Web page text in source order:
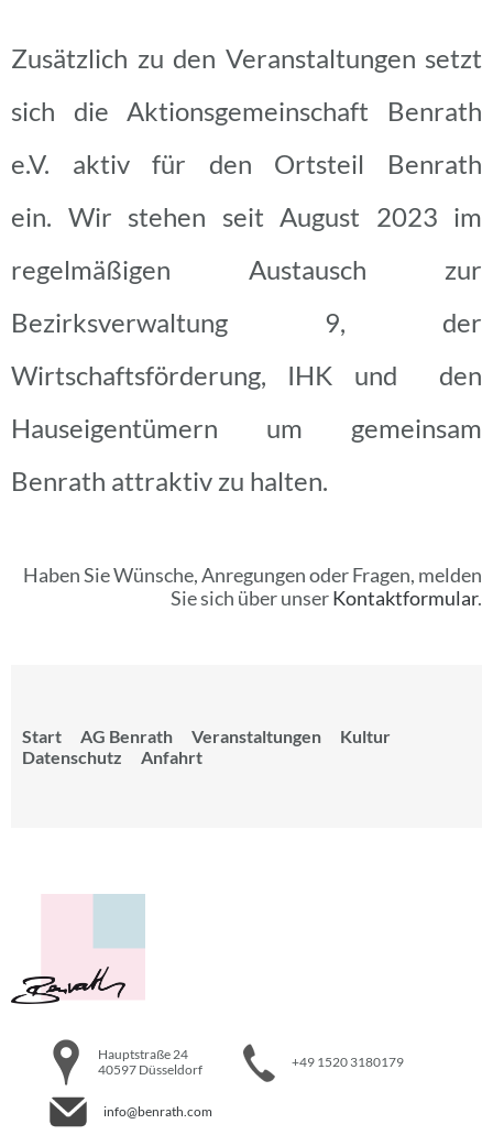
Zusätzlich zu den Veranstaltungen setzt
sich die Aktionsgemeinschaft Benrath
e.V. aktiv für den Ortsteil Benrath
ein. Wir stehen seit August 2023 im
regelmäßigen Austausch zur
Bezirksverwaltung 9, der
Wirtschaftsförderung, IHK und den
Hauseigentümern um gemeinsam
Benrath attraktiv zu halten.
Haben Sie Wünsche, Anregungen oder Fragen, melden
Sie sich über unserKontaktformular.
Start AG Benrath Veranstaltungen
Kultur
Datenschutz
Anfahrt
Hauptstraße 24
40597 Düsseldorf
+49 1520 3180179
info@benrath.com